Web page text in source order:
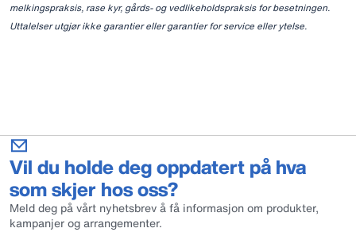
melkingspraksis, rase kyr, gårds- og vedlikeholdspraksis for besetningen.
Uttalelser utgjør ikke garantier eller garantier for service eller ytelse.
Vil du holde deg oppdatert på hva
som skjer hos oss?
Meld deg på vårt nyhetsbrev å få informasjon om produkter,
kampanjer og arrangementer.